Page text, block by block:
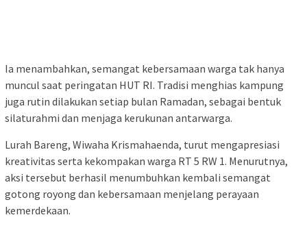
Ia menambahkan, semangat kebersamaan warga tak hanya
muncul saat peringatan HUT RI. Tradisi menghias kampung
juga rutin dilakukan setiap bulan Ramadan, sebagai bentuk
silaturahmi dan menjaga kerukunan antarwarga.
Lurah Bareng, Wiwaha Krismahaenda, turut mengapresiasi
kreativitas serta kekompakan warga RT 5 RW 1. Menurutnya,
aksi tersebut berhasil menumbuhkan kembali semangat
gotong royong dan kebersamaan menjelang perayaan
kemerdekaan.